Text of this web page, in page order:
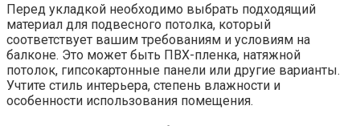
Перед укладкой необходимо выбрать подходящий
материал для подвесного потолка, который
соответствует вашим требованиям и условиям на
балконе.​ Это может быть ПВХ-пленка, натяжной
потолок, гипсокартонные панели или другие варианты.​
Учтите стиль интерьера, степень влажности и
особенности использования помещения.